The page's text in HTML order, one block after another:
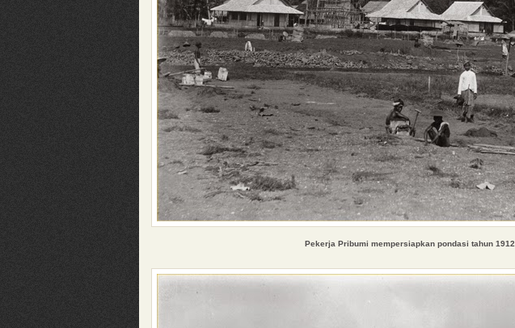
Pekerja Pribumi mempersiapkan pondasi tahun 1912